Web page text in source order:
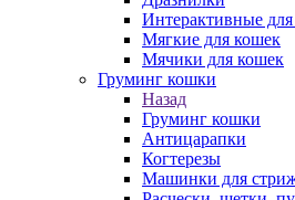
Интерактивные
Мягкие для кошек
Мячики для кошек
Груминг кошки
Назад
Груминг кошки
Антицарапки
Когтерезы
Машинки для